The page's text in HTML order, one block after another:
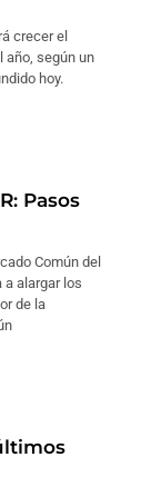
crecer el
año, según un
hoy.
Pasos
Común del
alargar los
de la